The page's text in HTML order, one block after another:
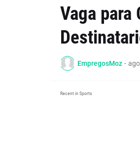
Vaga para
EmpregosMoz -
Recent in Sports